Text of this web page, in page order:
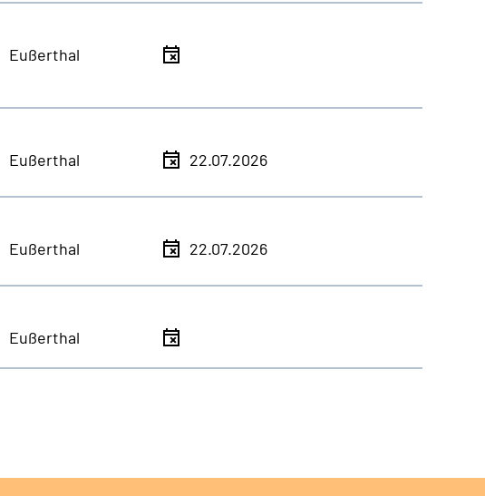
Eußerthal
Eußerthal 22.07.2026
Eußerthal 22.07.2026
Eußerthal